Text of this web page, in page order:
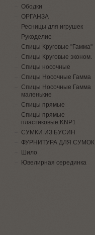
Ободки
ОРГАНЗА
Ресницы для игрушек
Рукоделие
Спицы Круговые "Гамма"
Спицы Круговые эконом.
Спицы носочные
Спицы Носочные Гамма
Спицы Носочные Гамма
маленькие
Спицы прямые
Спицы прямые
пластиковые KNP1
СУМКИ ИЗ БУСИН
ФУРНИТУРА ДЛЯ СУМОК
Шило
Ювелирная серединка